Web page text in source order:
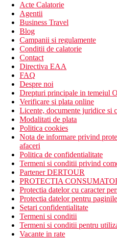
Acte Calatorie
Agentii
Business Travel
Blog
Campanii si regulamente
Conditii de calatorie
Contact
Directiva EAA
FAQ
Despre noi
Drepturi principale in temeiul
Verificare si plata online
Licente, documente juridice si
Modalitati de plata
Politica cookies
Nota de informare privind
afaceri
Politica de confidentialitate
Termeni si conditii privind
Partener DERTOUR
PROTECTIA
Protectia datelor cu caracter
Protectia datelor pentru
Setari confidentialitate
Termeni si conditii
Termeni si conditii pentru
Vacante in rate